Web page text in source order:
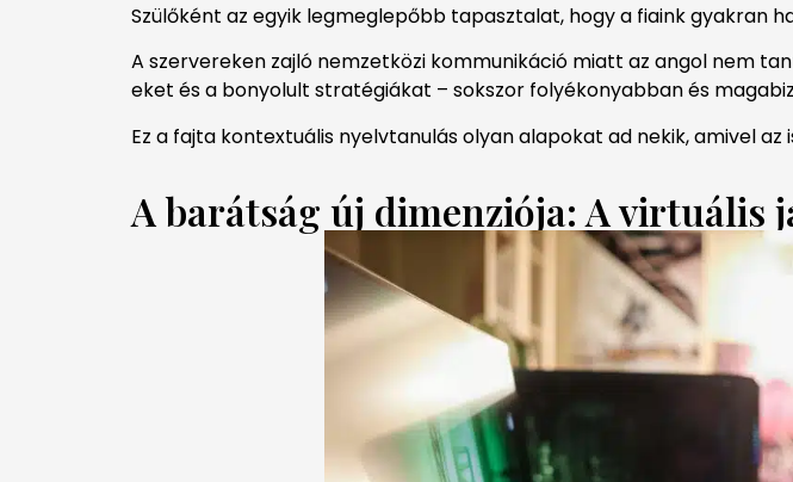
Szülőként az egyik legmeglepőbb tapasztalat, hogy a fiaink gyakran
A szervereken zajló nemzetközi kommunikáció miatt az angol nem
eket és a bonyolult stratégiákat – sokszor folyékonyabban és
Ez a fajta kontextuális nyelvtanulás olyan alapokat ad nekik, amivel
A barátság új dimenziója: A virtuális